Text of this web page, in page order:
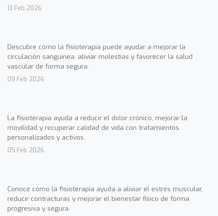
13 Feb 2026
Descubre cómo la fisioterapia puede ayudar a mejorar la
circulación sanguínea, aliviar molestias y favorecer la salud
vascular de forma segura.
09 Feb 2026
La fisioterapia ayuda a reducir el dolor crónico, mejorar la
movilidad y recuperar calidad de vida con tratamientos
personalizados y activos.
05 Feb 2026
Conoce cómo la fisioterapia ayuda a aliviar el estrés muscular,
reducir contracturas y mejorar el bienestar físico de forma
progresiva y segura.